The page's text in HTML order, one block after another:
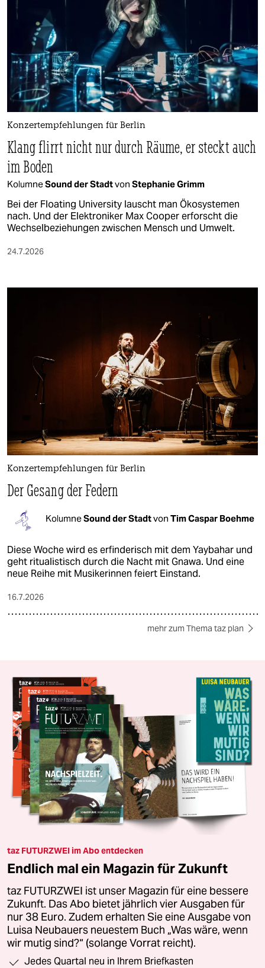
Konzertempfehlungen für Berlin
Klang flirrt nicht nur durch Räume, er steckt auch
im Boden
KolumneSound der Stadtvon Stephanie Grimm
Bei der Floating University lauscht man Ökosystemen
nach. Und der Elektroniker Max Cooper erforscht die
Wechselbeziehungen zwischen Mensch und Umwelt.
24.7.2026
Konzertempfehlungen für Berlin
Der Gesang der Federn
KolumneSound der Stadtvon Tim Caspar Boehme
Diese Woche wird es erfinderisch mit dem Yaybahar und
geht ritualistisch durch die Nacht mit Gnawa. Und eine
neue Reihe mit Musikerinnen feiert Einstand.
16.7.2026
mehr zum Thema taz plan
taz FUTURZWEI im Abo entdecken
Endlich mal ein Magazin für Zukunft
taz FUTURZWEI ist unser Magazin für eine bessere
Zukunft. Das Abo bietet jährlich vier Ausgaben für
nur 38 Euro. Zudem erhalten Sie eine Ausgabe von
Luisa Neubauers neuestem Buch „Was wäre, wenn
wir mutig sind?“ (solange Vorrat reicht).
Jedes Quartal neu in Ihrem Briefkasten